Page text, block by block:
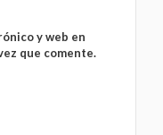
y web en
que comente.